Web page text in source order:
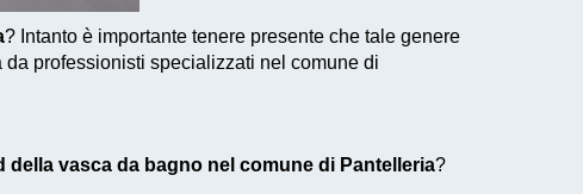
? Intanto è importante tenere presente che tale genere
professionisti specializzati nel comune di
vasca da bagno nel comune di Pantelleria?